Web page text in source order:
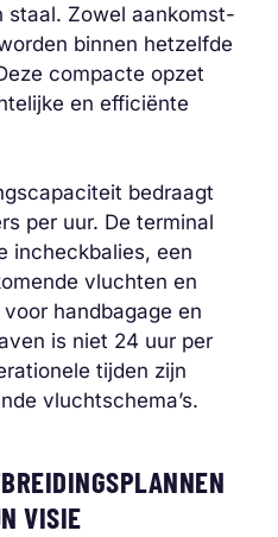
staal. Zowel aankomst-
binnen hetzelfde
compacte opzet
en efficiënte
bedraagt
per uur. De terminal
incheckbalies, een
vluchten en
handbagage en
is niet 24 uur per
tijden zijn
vluchtschema’s.
VISIE